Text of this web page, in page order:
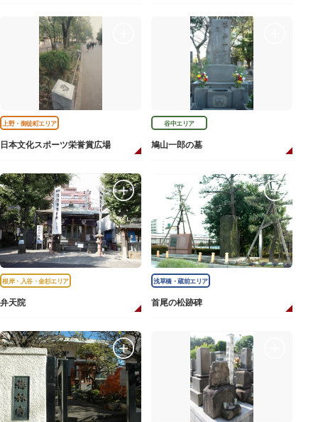
上野・御徒町エリア
日本文化スポーツ栄誉賞広場
谷中エリア
鳩山一郎の墓
根岸・入谷・金杉エリア
弁天院
浅草橋・蔵前エリア
首尾の松跡碑